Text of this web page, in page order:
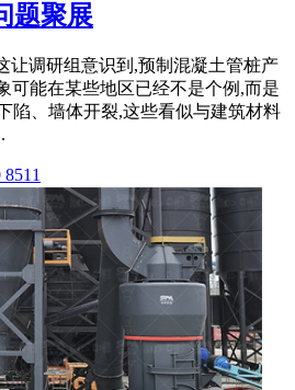
题聚展
让调研组意识到,预制混凝土管桩产
可能在某些地区已经不是个例,而是
陷、墙体开裂,这些看似与建筑材料